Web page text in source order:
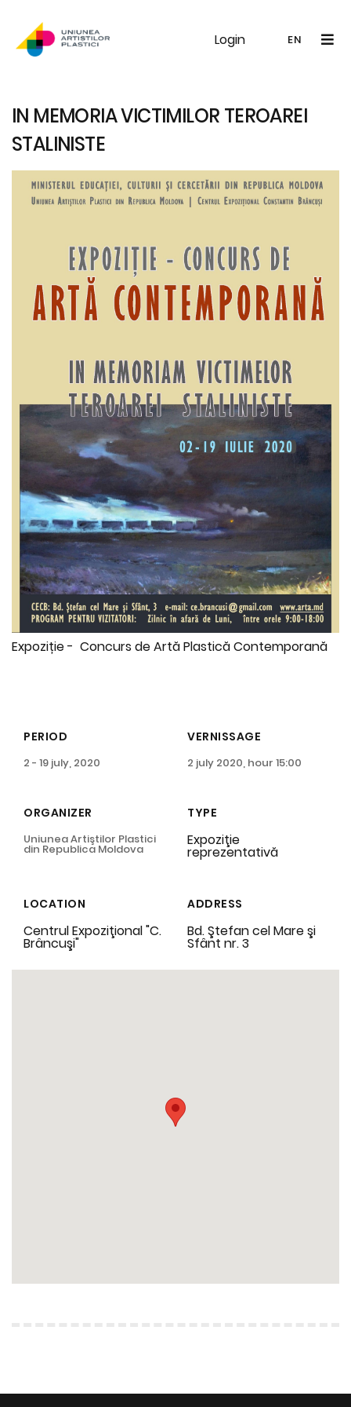
Login EN
EN
UAP Galerie Noutăți
IN MEMORIA VICTIMILOR TEROAREI
STALINISTE
Expoziție - Concurs de Artă Plastică Contemporană
PERIOD
2 - 19 july, 2020
VERNISSAGE
2 july 2020, hour 15:00
ORGANIZER
Uniunea Artiştilor Plastici
din Republica Moldova
TYPE
Expoziţie
reprezentativă
LOCATION
Centrul Expoziţional "C.
Brâncuşi"
ADDRESS
Bd. Ştefan cel Mare şi
Sfânt nr. 3